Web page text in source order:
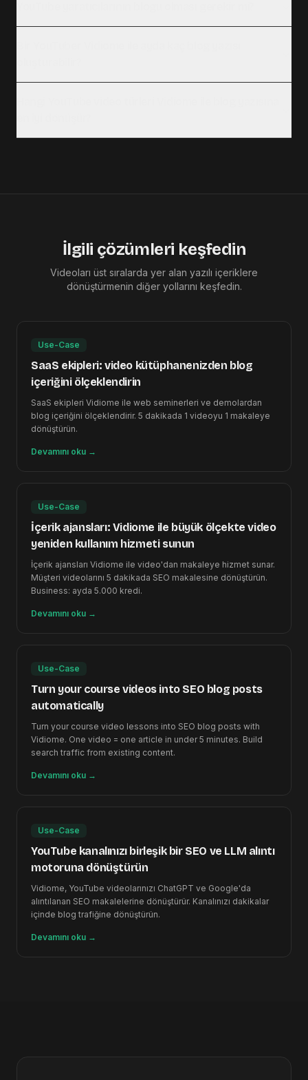
İlgili çözümleri keşfedin
Videoları üst sıralarda yer alan yazılı içeriklere
dönüştürmenin diğer yollarını keşfedin.
Use-Case
SaaS ekipleri: video kütüphanenizden blog
içeriğini ölçeklendirin
SaaS ekipleri Vidiome ile web seminerleri ve demolardan
blog içeriğini ölçeklendirir. 5 dakikada 1 videoyu 1 makaleye
dönüştürün.
Devamını oku →
Use-Case
İçerik ajansları: Vidiome ile büyük ölçekte video
yeniden kullanım hizmeti sunun
İçerik ajansları Vidiome ile video'dan makaleye hizmet sunar.
Müşteri videolarını 5 dakikada SEO makalesine dönüştürün.
Business: ayda 5.000 kredi.
Devamını oku →
Use-Case
Turn your course videos into SEO blog posts
automatically
Turn your course video lessons into SEO blog posts with
Vidiome. One video = one article in under 5 minutes. Build
search traffic from existing content.
Devamını oku →
Use-Case
YouTube kanalınızı birleşik bir SEO ve LLM alıntı
motoruna dönüştürün
Vidiome, YouTube videolarınızı ChatGPT ve Google'da
alıntılanan SEO makalelerine dönüştürür. Kanalınızı dakikalar
içinde blog trafiğine dönüştürün.
Devamını oku →